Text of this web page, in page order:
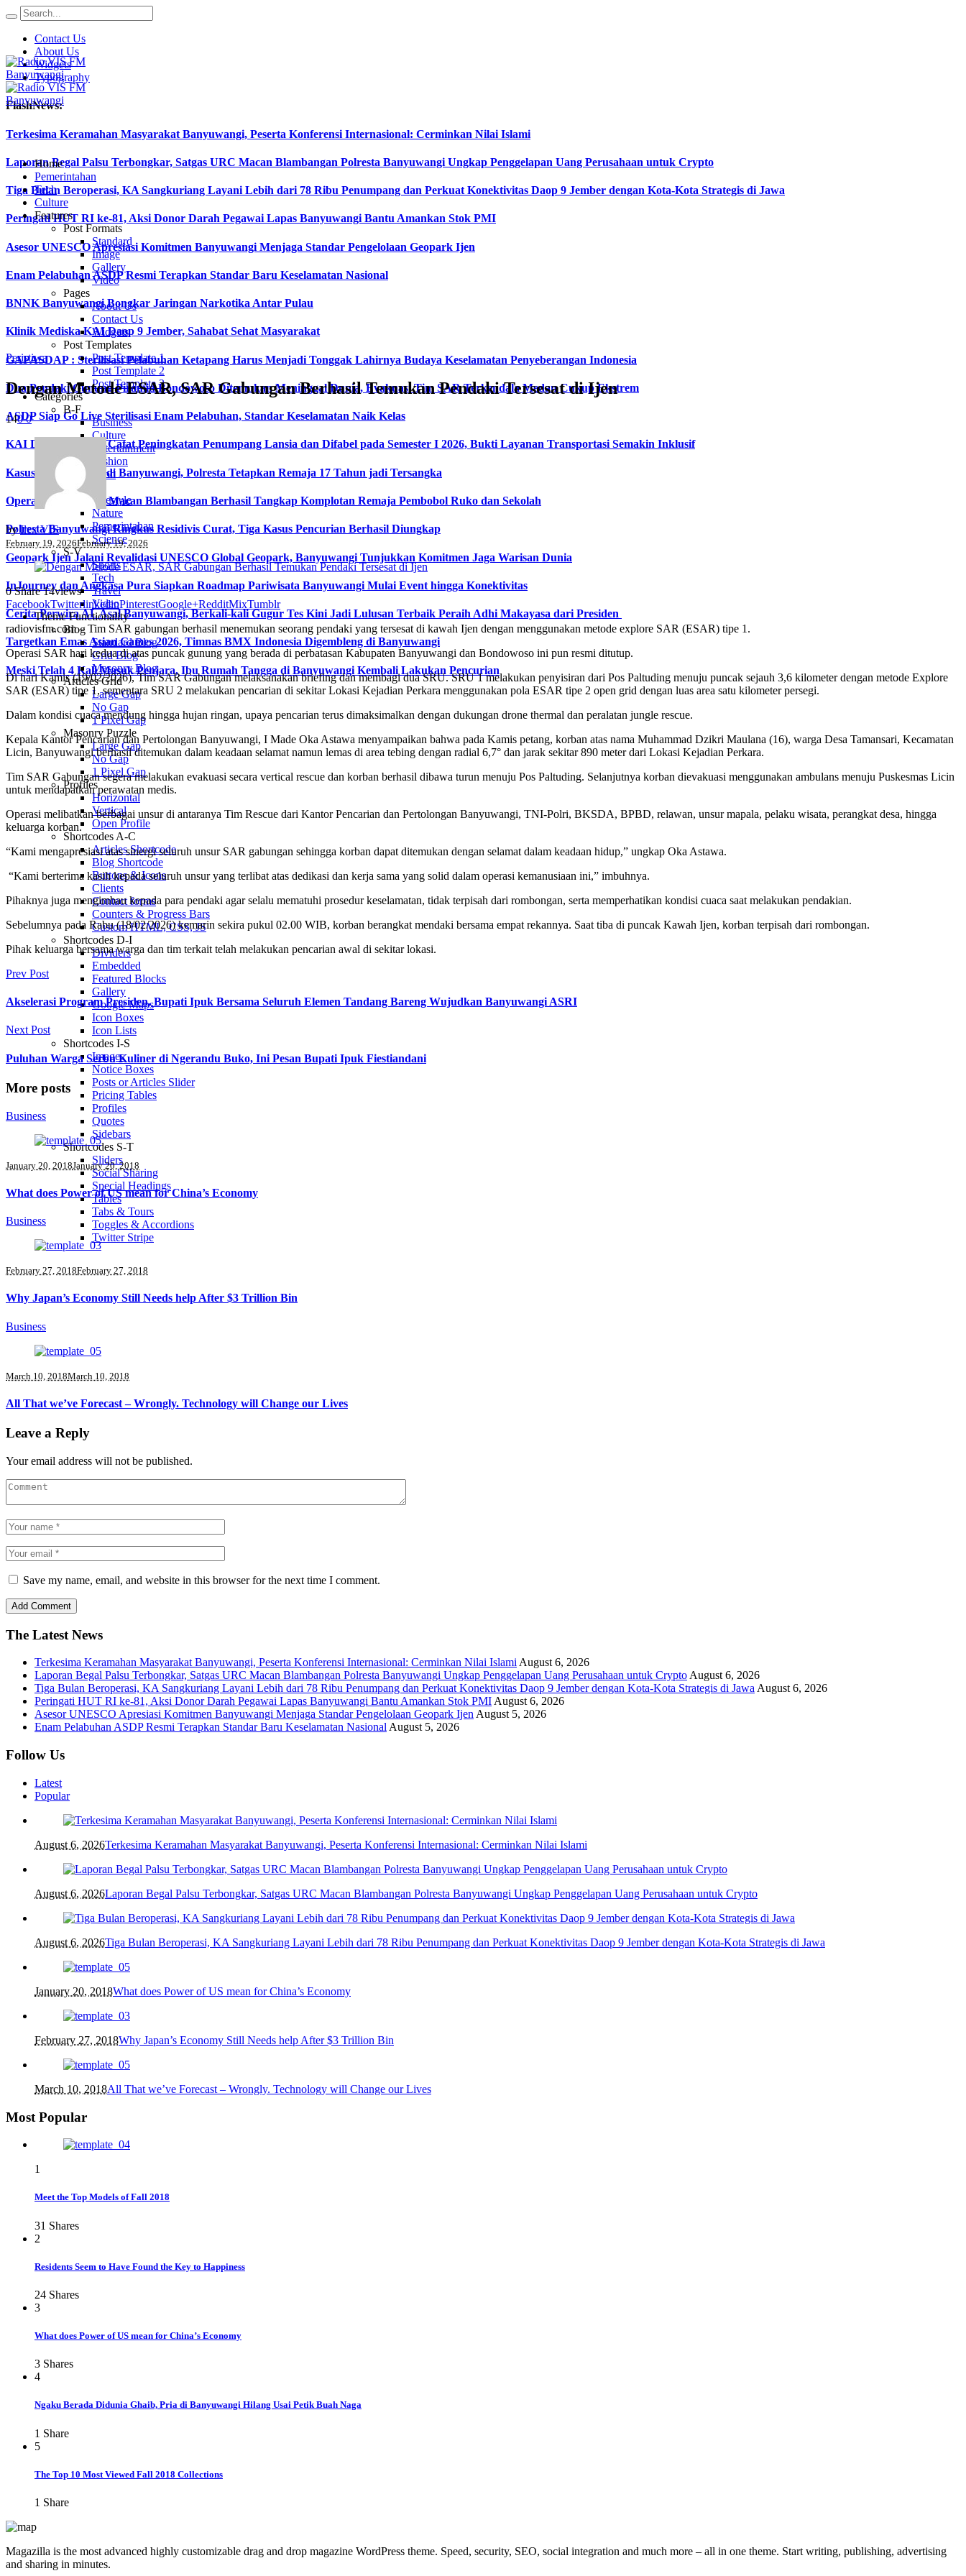
Contact Us
About Us
Widgets
Typography
FlashNews:
Terkesima Keramahan Masyarakat Banyuwangi, Peserta Konferensi Internasional: Cerminkan Nilai Islami
Laporan Begal Palsu Terbongkar, Satgas URC Macan Blambangan Polresta Banyuwangi Ungkap Penggelapan Uang Perusahaan untuk Crypto
Tiga Bulan Beroperasi, KA Sangkuriang Layani Lebih dari 78 Ribu Penumpang dan Perkuat Konektivitas Daop 9 Jember dengan Kota-Kota Strategis di Jawa
Peringati HUT RI ke-81, Aksi Donor Darah Pegawai Lapas Banyuwangi Bantu Amankan Stok PMI
Asesor UNESCO Apresiasi Komitmen Banyuwangi Menjaga Standar Pengelolaan Geopark Ijen
Enam Pelabuhan ASDP Resmi Terapkan Standar Baru Keselamatan Nasional
BNNK Banyuwangi Bongkar Jaringan Narkotika Antar Pulau
Klinik Mediska KAI Daop 9 Jember, Sahabat Sehat Masyarakat
GAPASDAP : Sterilisasi Pelabuhan Ketapang Harus Menjadi Tonggak Lahirnya Budaya Keselamatan Penyeberangan Indonesia
Dua Pendaki Gunung Piramid Bondowoso Ditemukan Meninggal Dunia, Evakuasi Tim SAR Terkendala Medan Cukup Ekstrem
ASDP Siap Go Live Sterilisasi Enam Pelabuhan, Standar Keselamatan Naik Kelas
KAI Daop 9 Jember Catat Peningkatan Penumpang Lansia dan Difabel pada Semester I 2026, Bukti Layanan Transportasi Semakin Inklusif
Kasus Video Asusila di Banyuwangi, Polresta Tetapkan Remaja 17 Tahun jadi Tersangka
Operasi Senyap Tim Macan Blambangan Berhasil Tangkap Komplotan Remaja Pembobol Ruko dan Sekolah
Polresta Banyuwangi Ringkus Residivis Curat, Tiga Kasus Pencurian Berhasil Diungkap
Geopark Ijen Jalani Revalidasi UNESCO Global Geopark, Banyuwangi Tunjukkan Komitmen Jaga Warisan Dunia
InJourney dan Angkasa Pura Siapkan Roadmap Pariwisata Banyuwangi Mulai Event hingga Konektivitas
Cerita Perwira AL Asal Banyuwangi, Berkali-kali Gugur Tes Kini Jadi Lulusan Terbaik Peraih Adhi Makayasa dari Presiden
Targetkan Emas Asian Games 2026, Timnas BMX Indonesia Digembleng di Banyuwangi
Meski Telah 4 Kali Masuk Penjara, Ibu Rumah Tangga di Banyuwangi Kembali Lakukan Pencurian
Home
Pemerintahan
Tech
Culture
Features
Post Formats
Standard
Image
Gallery
Video
Pages
About Us
Contact Us
Widgets
Post Templates
Post Template 1
Post Template 2
Post Template 3
Categories
B-F
Business
Culture
Entertainment
Fashion
Food
L-S
Lifestyle
Nature
Pemerintahan
Science
S-V
Sports
Tech
Travel
Video
Theme Functionality
Blog
Standard Blog
Grid Blog
Masonry Blog
Articles Grid
Large Gap
No Gap
1 Pixel Gap
Masonry Puzzle
Large Gap
No Gap
1 Pixel Gap
Profiles
Horizontal
Vertical
Open Profile
Shortcodes A-C
Articles Shortcode
Blog Shortcode
Buttons & Icons
Clients
Contact forms
Counters & Progress Bars
Custom HTML, CSS, JS
Shortcodes D-I
Dividers
Embedded
Featured Blocks
Gallery
Google Maps
Icon Boxes
Icon Lists
Shortcodes I-S
Images
Notice Boxes
Posts or Articles Slider
Pricing Tables
Profiles
Quotes
Sidebars
Shortcodes S-T
Sliders
Social Sharing
Special Headings
Tables
Tabs & Tours
Toggles & Accordions
Twitter Stripe
Peristiwa
Dengan Metode ESAR, SAR Gabungan Berhasil Temukan Pendaki Tersesat di Ijen
1400
byIlex VIS
February 19, 2026February 19, 2026
0Share 14views
FacebookTwitterlinkedinPinterestGoogle+RedditMixTumblr
radiovisfm.com – Tim SAR gabungan berhasil menemukan seorang pendaki yang tersesat di kawah Ijen dengan menggunakan metode explore SAR (ESAR) tipe 1.
Operasi SAR hari kedua di atas puncak gunung yang berada di perbatasan Kabupaten Banyuwangi dan Bondowoso ini pun resmi ditutup.
Di hari Kamis (19/02/2026), Tim SAR Gabungan melaksanakan briefing dan membagi dua SRU. SRU 1 melakukan penyisiran dari Pos Paltuding menuju puncak sejauh 3,6 kilometer dengan metode Explore
SAR (ESAR) tipe 1, sementara SRU 2 melakukan pencarian di sekitar Lokasi Kejadian Perkara menggunakan pola ESAR tipe 2 open grid dengan luas area satu kilometer persegi.
Dalam kondisi cuaca mendung hingga hujan ringan, upaya pencarian terus dimaksimalkan dengan dukungan drone thermal dan peralatan jungle rescue.
Kepala Kantor Pencarian dan Pertolongan Banyuwangi, I Made Oka Astawa menyampaikan bahwa pada Kamis petang, korban atas nama Muhammad Dzikri Maulana (16), warga Desa Tamansari, Kecamatan
Licin, Banyuwangi berhasil ditemukan dalam keadaan selamat namun lemas di area tebing dengan radial 6,7° dan jarak sekitar 890 meter dari Lokasi Kejadian Perkara.
Tim SAR Gabungan segera melakukan evakuasi secara vertical rescue dan korban berhasil dibawa turun menuju Pos Paltuding. Selanjutnya korban dievakuasi menggunakan ambulans menuju Puskesmas Licin
untuk mendapatkan perawatan medis.
Operasi melibatkan berbagai unsur di antaranya Tim Rescue dari Kantor Pencarian dan Pertolongan Banyuwangi, TNI-Polri, BKSDA, BPBD, relawan, unsur mapala, pelaku wisata, perangkat desa, hingga
keluarga korban.
“Kami mengapresiasi atas sinergi seluruh unsur SAR gabungan sehingga korban dapat ditemukan dengan selamat dalam keadaan hidup,” ungkap Oka Astawa.
“Kami berterima kasih kepada seluruh unsur yang terlibat atas dedikasi dan kerja sama yang solid dalam operasi kemanusiaan ini,” imbuhnya.
Pihaknya juga mengimbau kepada para pendaki agar selalu mematuhi prosedur keselamatan, tidak terpisah dari rombongan, serta memperhatikan kondisi cuaca saat melakukan pendakian.
Sebelumnya pada Rabu (18/02/2026) kemarin sekira pukul 02.00 WIB, korban berangkat mendaki bersama empat rekannya. Saat tiba di puncak Kawah Ijen, korban terpisah dari rombongan.
Pihak keluarga bersama warga dan tim terkait telah melakukan pencarian awal di sekitar lokasi.
Prev Post
Akselerasi Program Presiden, Bupati Ipuk Bersama Seluruh Elemen Tandang Bareng Wujudkan Banyuwangi ASRI
Next Post
Puluhan Warga Serbu Kuliner di Ngerandu Buko, Ini Pesan Bupati Ipuk Fiestiandani
More posts
Business
January 20, 2018January 20, 2018
What does Power of US mean for China’s Economy
Business
February 27, 2018February 27, 2018
Why Japan’s Economy Still Needs help After $3 Trillion Bin
Business
March 10, 2018March 10, 2018
All That we’ve Forecast – Wrongly. Technology will Change our Lives
Leave a Reply
Your email address will not be published.
Save my name, email, and website in this browser for the next time I comment.
The Latest News
Terkesima Keramahan Masyarakat Banyuwangi, Peserta Konferensi Internasional: Cerminkan Nilai Islami August 6, 2026
Laporan Begal Palsu Terbongkar, Satgas URC Macan Blambangan Polresta Banyuwangi Ungkap Penggelapan Uang Perusahaan untuk Crypto August 6, 2026
Tiga Bulan Beroperasi, KA Sangkuriang Layani Lebih dari 78 Ribu Penumpang dan Perkuat Konektivitas Daop 9 Jember dengan Kota-Kota Strategis di Jawa August 6, 2026
Peringati HUT RI ke-81, Aksi Donor Darah Pegawai Lapas Banyuwangi Bantu Amankan Stok PMI August 6, 2026
Asesor UNESCO Apresiasi Komitmen Banyuwangi Menjaga Standar Pengelolaan Geopark Ijen August 5, 2026
Enam Pelabuhan ASDP Resmi Terapkan Standar Baru Keselamatan Nasional August 5, 2026
Follow Us
Latest
Popular
August 6, 2026Terkesima Keramahan Masyarakat Banyuwangi, Peserta Konferensi Internasional: Cerminkan Nilai Islami
August 6, 2026Laporan Begal Palsu Terbongkar, Satgas URC Macan Blambangan Polresta Banyuwangi Ungkap Penggelapan Uang Perusahaan untuk Crypto
August 6, 2026Tiga Bulan Beroperasi, KA Sangkuriang Layani Lebih dari 78 Ribu Penumpang dan Perkuat Konektivitas Daop 9 Jember dengan Kota-Kota Strategis di Jawa
January 20, 2018What does Power of US mean for China’s Economy
February 27, 2018Why Japan’s Economy Still Needs help After $3 Trillion Bin
March 10, 2018All That we’ve Forecast – Wrongly. Technology will Change our Lives
Most Popular
1
Meet the Top Models of Fall 2018
31 Shares
2
Residents Seem to Have Found the Key to Happiness
24 Shares
3
What does Power of US mean for China’s Economy
3 Shares
4
Ngaku Berada Didunia Ghaib, Pria di Banyuwangi Hilang Usai Petik Buah Naga
1 Share
5
The Top 10 Most Viewed Fall 2018 Collections
1 Share
Magazilla is the most advanced highly customizable drag and drop magazine WordPress theme. Speed, security, SEO, social integration and much more – all in one theme. Start writing, publishing, advertising
and sharing in minutes.